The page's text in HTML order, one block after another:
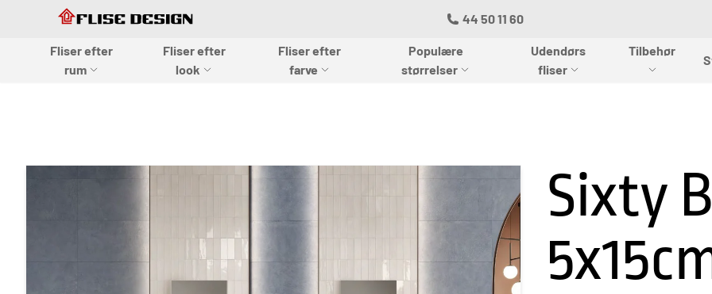
Skip to Content
Skip to Content
Flise design
44 50 11 60
Fliser efter
rum
Fliser efter
look
Fliser efter
farve
Populære
størrelser
Udendørs
fliser
Tilbehør
Sixty